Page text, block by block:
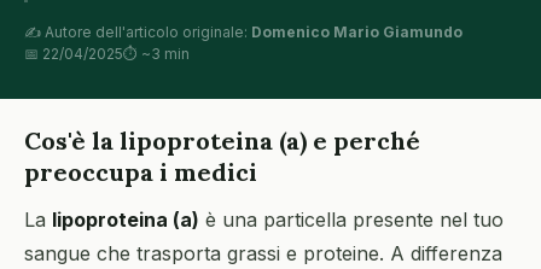
✍️ Autore dell'articolo originale: Domenico Mario Giamundo
📅 22/04/2025⏱ ~3 min
Cos'è la lipoproteina (a) e perché
preoccupa i medici
La lipoproteina (a) è una particella presente nel tuo
sangue che trasporta grassi e proteine. A differenza